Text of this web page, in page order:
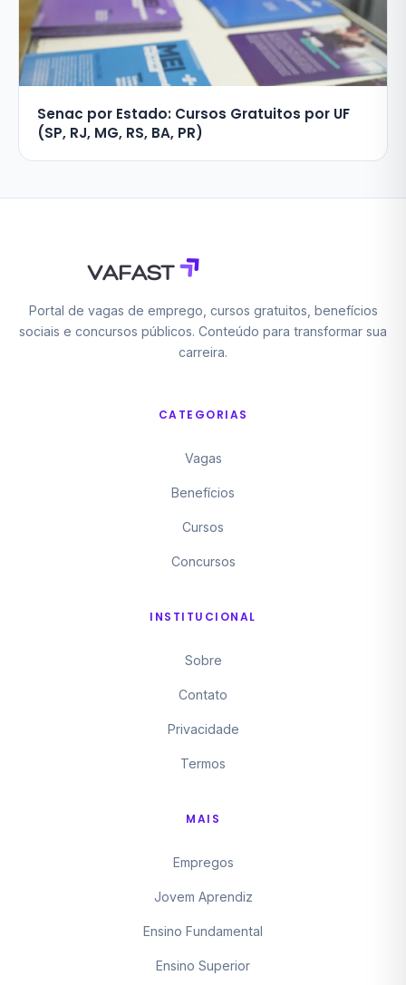
Senac por Estado: Cursos Gratuitos por UF
(SP, RJ, MG, RS, BA, PR)
Portal de vagas de emprego, cursos gratuitos, benefícios
sociais e concursos públicos. Conteúdo para transformar sua
carreira.
CATEGORIAS
Vagas
Benefícios
Cursos
Concursos
INSTITUCIONAL
Sobre
Contato
Privacidade
Termos
MAIS
Empregos
Jovem Aprendiz
Ensino Fundamental
Ensino Superior